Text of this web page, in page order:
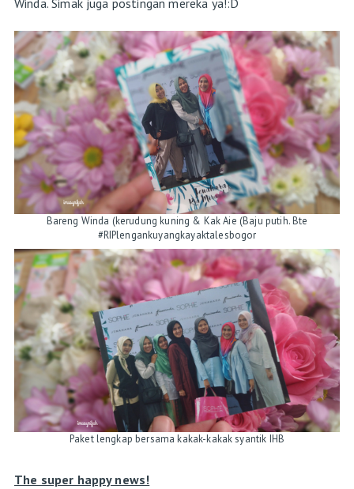
Bareng Winda (kerudung kuning & Kak Aie (Baju putih. Bte
#RIPlengankuyangkayaktalesbogor
Paket lengkap bersama kakak-kakak syantik IHB
The super happy news!